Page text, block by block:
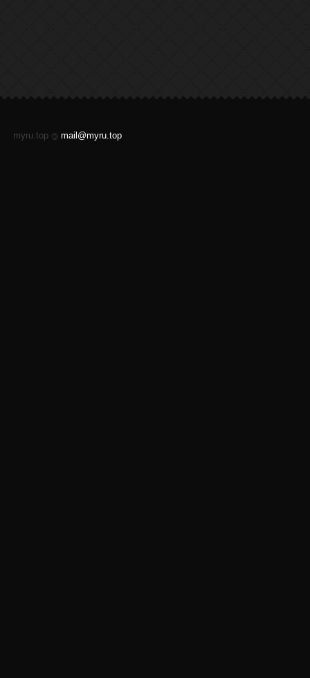
myru.top © mail@myru.top